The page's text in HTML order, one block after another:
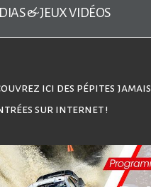
& JEUX VIDÉOS
ici des pépites jamais
sur internet !